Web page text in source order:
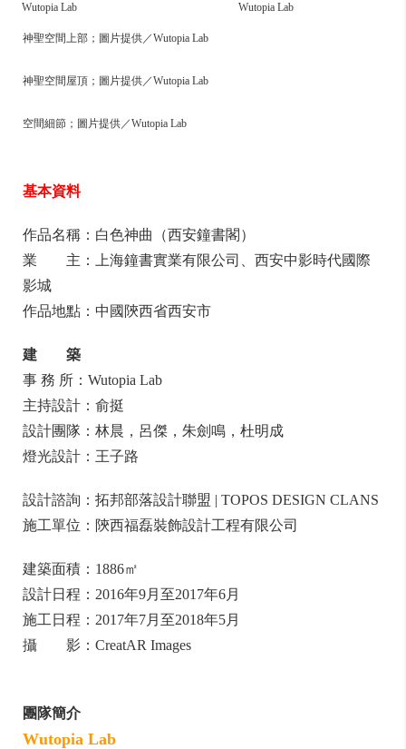
Wutopia Lab Wutopia Lab
神聖空間上部；圖片提供／Wutopia Lab
神聖空間屋頂；圖片提供／Wutopia Lab
空間細節；圖片提供／Wutopia Lab
基本資料
作品名稱：白色神曲（西安鐘書閣）
業 主：上海鐘書實業有限公司、西安中影時代國際
影城
作品地點：中國陝西省西安市
建 築
事 務 所：Wutopia Lab
主持設計：俞挺
設計團隊：林晨，呂傑，朱劍鳴，杜明成
燈光設計：王子路
設計諮詢：拓邦部落設計聯盟 | TOPOS DESIGN CLANS
施工單位：陝西福磊裝飾設計工程有限公司
建築面積：1886㎡
設計日程：2016年9月至2017年6月
施工日程：2017年7月至2018年5月
攝 影：CreatAR Images
團隊簡介
Wutopia Lab